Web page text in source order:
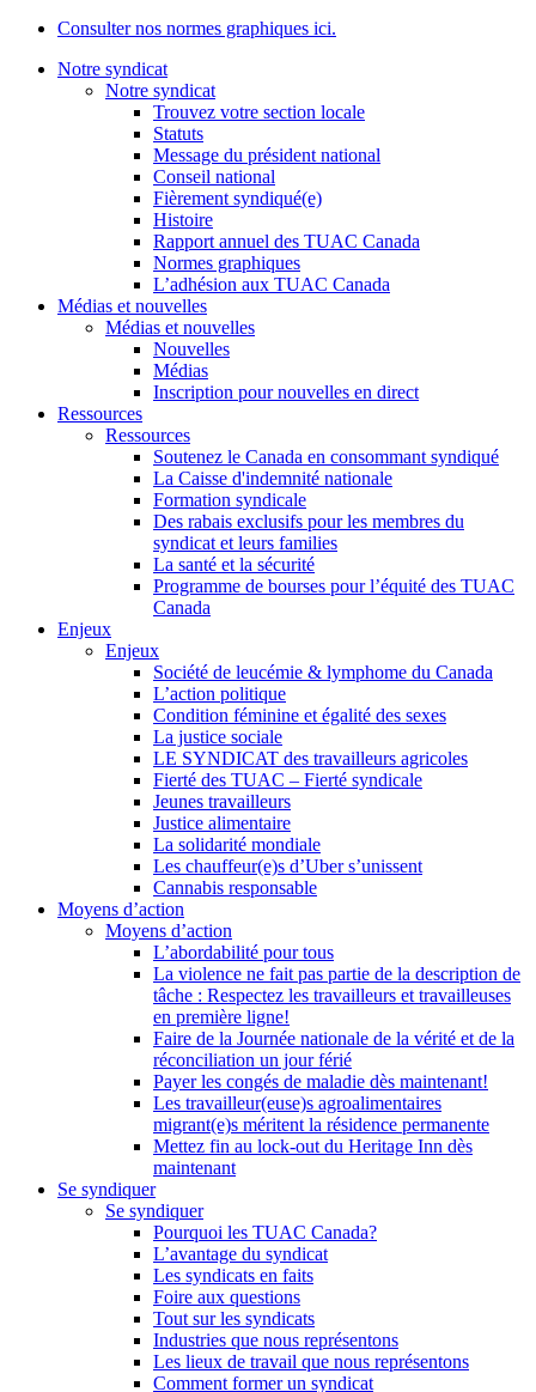
Consulter nos normes graphiques ici.
Notre syndicat
Notre syndicat
Trouvez votre section locale
Statuts
Message du président national
Conseil national
Fièrement syndiqué(e)
Histoire
Rapport annuel des TUAC Canada
Normes graphiques
L’adhésion aux TUAC Canada
Médias et nouvelles
Médias et nouvelles
Nouvelles
Médias
Inscription pour nouvelles en direct
Ressources
Ressources
Soutenez le Canada en consommant syndiqué
La Caisse d'indemnité nationale
Formation syndicale
Des rabais exclusifs pour les membres du
syndicat et leurs families
La santé et la sécurité
Programme de bourses pour l’équité des TUAC
Canada
Enjeux
Enjeux
Société de leucémie & lymphome du Canada
L’action politique
Condition féminine et égalité des sexes
La justice sociale
LE SYNDICAT des travailleurs agricoles
Fierté des TUAC – Fierté syndicale
Jeunes travailleurs
Justice alimentaire
La solidarité mondiale
Les chauffeur(e)s d’Uber s’unissent
Cannabis responsable
Moyens d’action
Moyens d’action
L’abordabilité pour tous
La violence ne fait pas partie de la description de
tâche : Respectez les travailleurs et travailleuses
en première ligne!
Faire de la Journée nationale de la vérité et de la
réconciliation un jour férié
Payer les congés de maladie dès maintenant!
Les travailleur(euse)s agroalimentaires
migrant(e)s méritent la résidence permanente
Mettez fin au lock-out du Heritage Inn dès
maintenant
Se syndiquer
Se syndiquer
Pourquoi les TUAC Canada?
L’avantage du syndicat
Les syndicats en faits
Foire aux questions
Tout sur les syndicats
Industries que nous représentons
Les lieux de travail que nous représentons
Comment former un syndicat